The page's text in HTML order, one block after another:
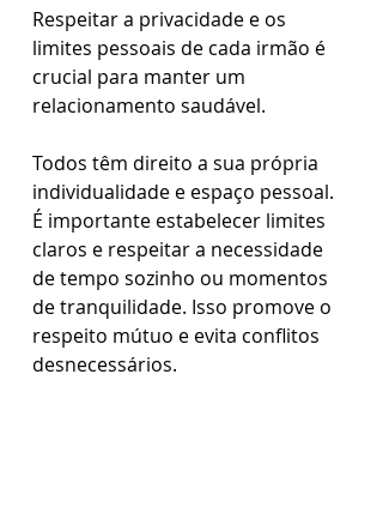
Respeitar a privacidade e os
limites pessoais de cada irmão é
crucial para manter um
relacionamento saudável.
Todos têm direito a sua própria
individualidade e espaço pessoal.
É importante estabelecer limites
claros e respeitar a necessidade
de tempo sozinho ou momentos
de tranquilidade. Isso promove o
respeito mútuo e evita conflitos
desnecessários.